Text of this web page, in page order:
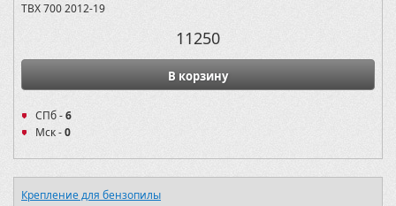
TBX 700 2012-19
11250
В корзину
СПб -6
Мск -0
Крепление для бензопилы